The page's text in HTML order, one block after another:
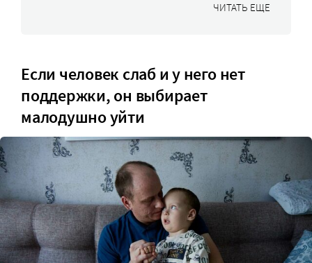
ЧИТАТЬ ЕЩЕ
Если человек слаб и у него нет
поддержки, он выбирает
малодушно уйти